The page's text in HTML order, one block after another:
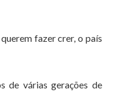
fazer crer, o país
de várias gerações de